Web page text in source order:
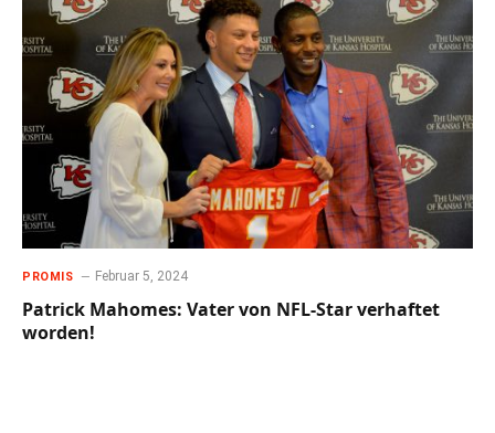
PROMIS Februar 5, 2024
Patrick Mahomes: Vater von NFL-Star verhaftet
worden!